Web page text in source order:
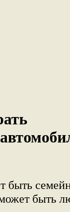
быть
быть